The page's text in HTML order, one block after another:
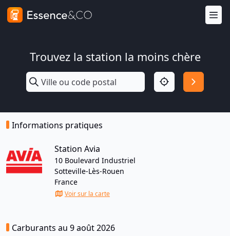
Trouvez la station la moins chère
Informations pratiques
Station Avia
10 Boulevard Industriel
Sotteville-Lès-Rouen
France
Voir sur la carte
Carburants au 9 août 2026